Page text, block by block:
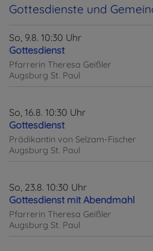
Gottesdienste und
So, 9.8. 10:30 Uhr
Gottesdienst
Pfarrerin Theresa Geißler
Augsburg St. Paul
So, 16.8. 10:30 Uhr
Gottesdienst
Prädikantin von Selzam-Fischer
Augsburg St. Paul
So, 23.8. 10:30 Uhr
Gottesdienst mit Abendmahl
Pfarrerin Theresa Geißler
Augsburg St. Paul